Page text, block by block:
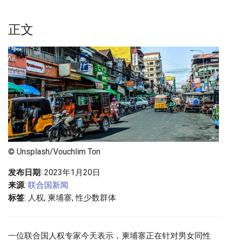
i
z
i
n
g
s
a
r
独立专家
摘要与附加信息
附加信息 [Processed Page
Metadata]
正文
© Unsplash/Vouchlim Ton
发布日期: 2023年1月20日
来源: 联合国新闻
标签: 人权, 柬埔寨, 性少数群体
一位联合国人权专家今天表示，柬埔寨正在针对男女同性